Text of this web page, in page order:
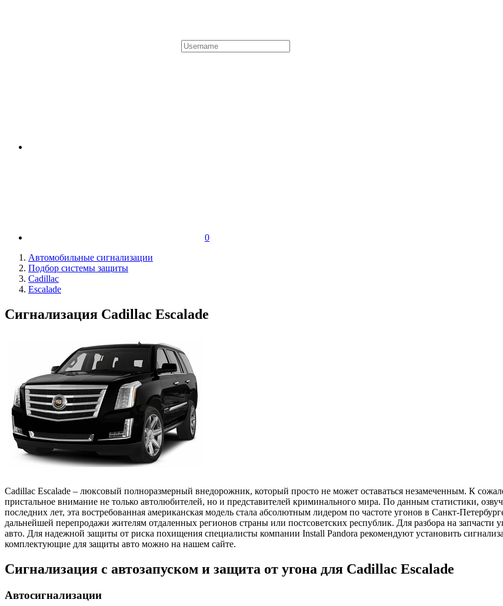
0
Автомобильные сигнализации
Подбор системы защиты
Cadillac
Escalade
Сигнализация Cadillac Escalade
Cadillac Escalade – люксовый полноразмерный внедорожник, который просто не может оставаться незамеченным. К
пристальное внимание не только автолюбителей, но и представителей криминального мира. По данным статистики,
последних лет, эта востребованная американская модель стала абсолютным лидером по частоте угонов в Санкт-
дальнейшей перепродажи жителям отдаленных регионов страны или постсоветских республик. Для разбора на
авто. Для надежной защиты от риска похищения специалисты компании Install Pandora рекомендуют установить
комплектующие для защиты авто можно на нашем сайте.
Сигнализация с автозапуском и защита от угона для Cadillac Escalade
Автосигнализации